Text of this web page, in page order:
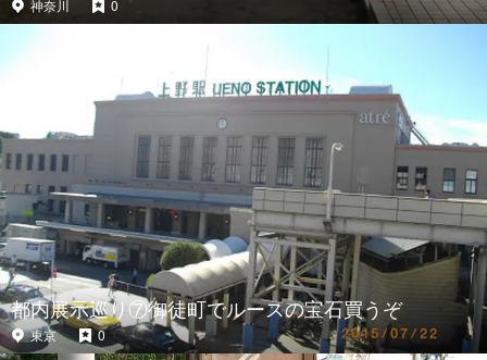
神奈川 0
都内展示巡り⑦御徒町でルースの宝石買うぞ
東京 0